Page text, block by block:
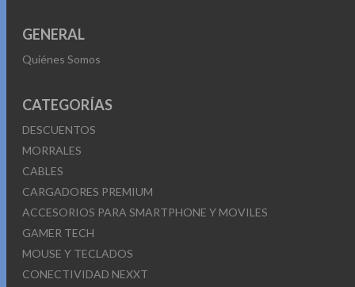
GENERAL
Quiénes Somos
CATEGORÍAS
DESCUENTOS
MORRALES
CABLES
CARGADORES PREMIUM
ACCESORIOS PARA SMARTPHONE Y MOVILES
GAMER TECH
MOUSE Y TECLADOS
CONECTIVIDAD NEXXT